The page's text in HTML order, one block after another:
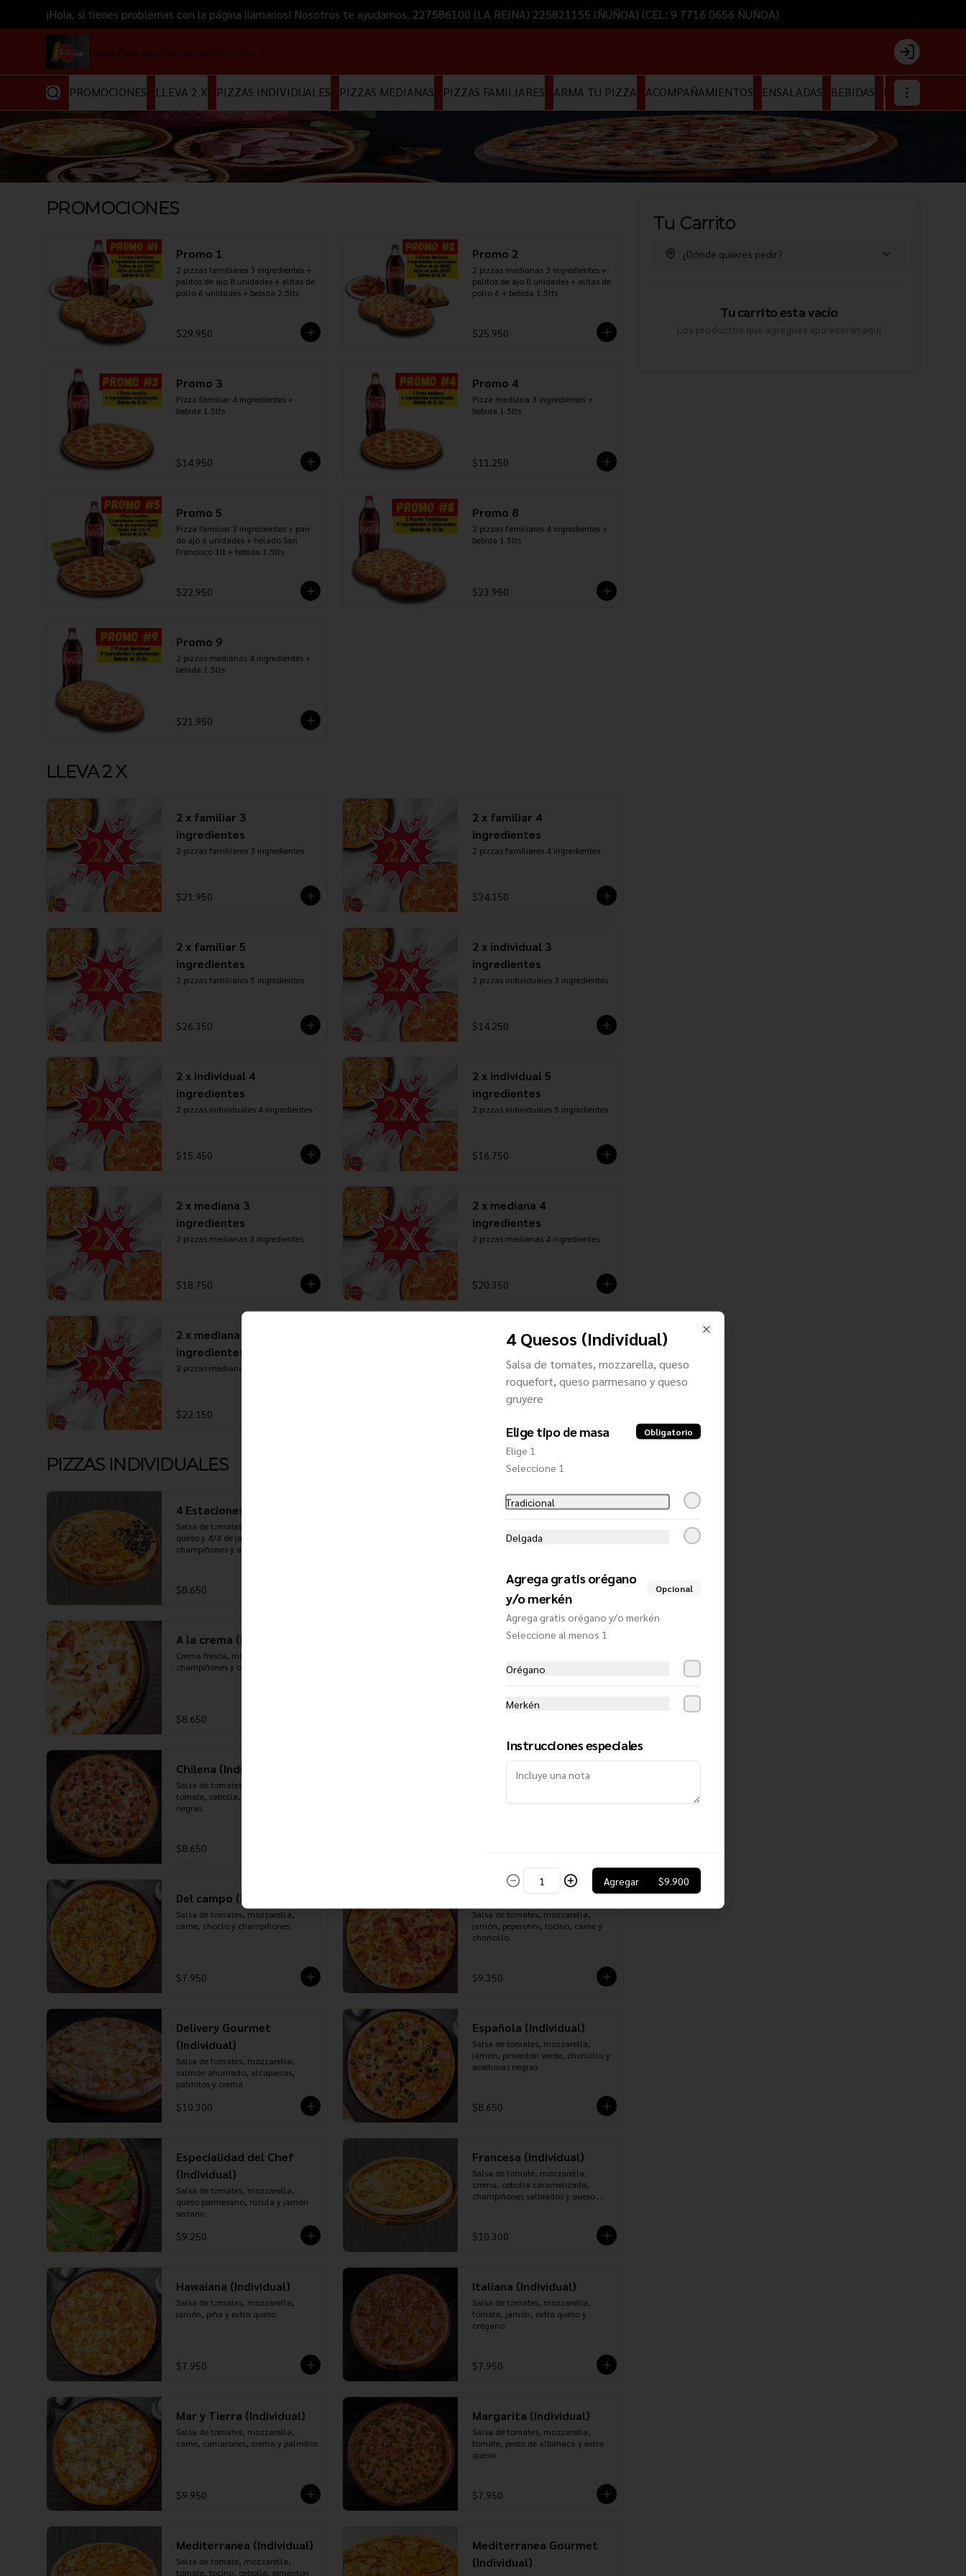
¡Hola, si tienes problemas con la página llámanos! Nosotros te ayudamos. 227586100 (LA REINA) 225821155 (ÑUÑOA) (CEL: 9 7716 0656 ÑUÑOA)
Home¡Pide aqui!ContáctanosLocales Login
PROMOCIONES LLEVA 2 X PIZZAS INDIVIDUALES PIZZAS MEDIANAS PIZZAS FAMILIARES ARMA TU PIZZA ACOMPAÑAMIENTOS ENSALADAS BEBIDAS HELADOS
PROMOCIONES
Promo 1
2 pizzas familiares 3 ingredientes +
palitos de ajo 8 unidades + alitas de
pollo 6 unidades + bebida 2.5lts
$29.950
Promo 2
2 pizzas medianas 3 ingredientes +
palitos de ajo 8 unidades + alitas de
pollo 6 + bebida 1.5lts
$25.950
Promo 3
Pizza familiar 4 ingredientes +
bebida 1.5lts
$14.950
Promo 4
Pizza mediana 3 ingredientes +
bebida 1.5lts
$11.250
Promo 5
Pizza familiar 3 ingredientes + pan
de ajo 6 unidades + helado San
Francisco 1lt + bebida 1.5lts
$22.950
Promo 8
2 pizzas familiares 4 ingredientes +
bebida 1.5lts
$23.950
Promo 9
2 pizzas medianas 4 ingredientes +
bebida 1.5lts
$21.950
LLEVA 2 X
2 x familiar 3
ingredientes
2 pizzas familiares 3 ingredientes
$21.950
2 x familiar 4
ingredientes
2 pizzas familiares 4 ingredientes
$24.150
2 x familiar 5
ingredientes
2 pizzas familiares 5 ingredientes
$26.350
2 x individual 3
ingredientes
2 pizzas individuales 3 ingredientes
$14.250
2 x individual 4
ingredientes
2 pizzas individuales 4 ingredientes
$15.450
2 x individual 5
ingredientes
2 pizzas individuales 5 ingredientes
$16.750
2 x mediana 3
ingredientes
2 pizzas medianas 3 ingredientes
$18.750
2 x mediana 4
ingredientes
2 pizzas medianas 4 ingredientes
$20.350
2 x mediana 5
ingredientes
2 pizzas medianas 5 ingredientes
$22.150
PIZZAS INDIVIDUALES
4 Estaciones (Individual)
Salsa de tomates, mozzarella, extra
queso y 4/4 de jamón, peperonni,
champiñones y aceitunas
$8.650
4 Quesos (Individual)
queso roquefort, queso parmesano y
A la crema (Individual)
Crema fresca, mozzarella, tocino,
champiñones y cebolla
$8.650
Americana (Individual)
peperonni y extra queso
Chilena (Individual)
Salsa de tomates, mozzarella,
tomate, cebolla, carne y aceitunas
negras
$8.650
De la casa (Individual)
Salsa de tomates, mozzarella,
Del campo (Individual)
Salsa de tomates, mozzarella,
carne, choclo y champiñones
$7.950
Salsa de tomates, mozzarella,
jamón, peperonni, tocino, carne y
choricillo
$9.350
Delivery Gourmet
(Individual)
Salsa de tomates, mozzarella,
salmón ahumado, alcaparras,
palmitos y crema
$10.300
Española (Individual)
Salsa de tomates, mozzarella,
jamón, pimentón verde, choricillo y
aceitunas negras
$8.650
Especialidad del Chef
(Individual)
Salsa de tomates, mozzarella,
queso parmesano, rúcula y jamón
serrano
$9.250
Francesa (Individual)
Salsa de tomate, mozzarella,
crema, cebolla caramelizada,
champiñones salteados y queso
$10.300
Hawaiana (Individual)
Salsa de tomates, mozzarella,
jamón, piña y extra queso
$7.950
Italiana (Individual)
Salsa de tomates, mozzarella,
tomate, jamón, extra queso y
orégano
$7.950
Mar y Tierra (Individual)
Salsa de tomates, mozzarella,
carne, camarones, crema y palmitos
$9.950
Margarita (Individual)
Salsa de tomates, mozzarella,
tomate, pesto de albahaca y extra
queso
$7.950
Mediterranea (Individual)
Salsa de tomate, mozzarella,
tomate, tocino, cebolla, pimentón
Mediterranea Gourmet
(Individual)
Tu Carrito
¿Dónde quieres pedir?
Tu carrito esta vacío
Los productos que agregues aparecerán aquí
4 Quesos (Individual)
Salsa de tomates, mozzarella, queso
roquefort, queso parmesano y queso
gruyere
Elige tipo de masa Obligatorio
Elige 1
Seleccione 1
Tradicional
Delgada
Agrega gratis orégano
y/o merkén
Opcional
Agrega gratis orégano y/o merkén
Seleccione al menos 1
Orégano
Merkén
Instrucciones especiales
Agregar $9.900